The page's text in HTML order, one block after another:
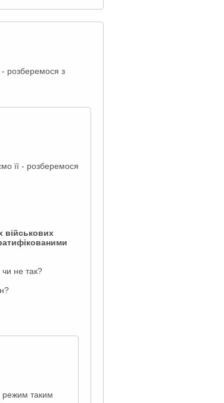
- розберемося з
її - розберемося
військових
не так?
режим таким